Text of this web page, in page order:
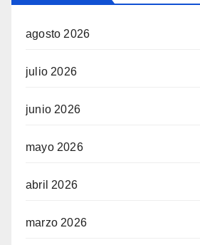
agosto 2026
julio 2026
junio 2026
mayo 2026
abril 2026
marzo 2026